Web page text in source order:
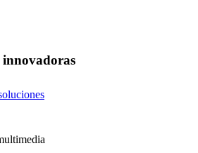
innovadoras